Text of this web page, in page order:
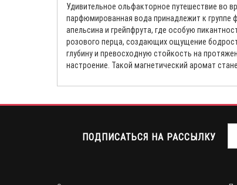
Удивительное ольфакторное путешествие во
парфюмированная вода принадлежит к
апельсина и грейпфрута, где особую
розового перца, создающих ощущение
глубину и превосходную стойкость на
настроение. Такой магнетический аромат
ПОДПИСАТЬСЯ НА РАССЫЛКУ